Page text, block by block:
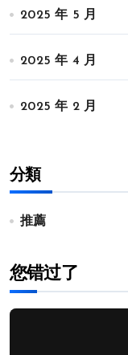
2025 年 5 月
2025 年 4 月
2025 年 2 月
分類
推薦
您错过了